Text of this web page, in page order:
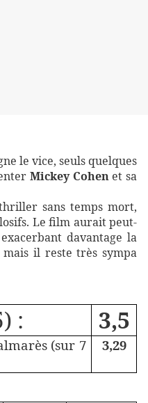
le vice, seuls quelques
Mickey Cohenet sa
sans temps mort,
Le film aurait peut-
davantage la
il reste très sympa
: 3,5
(sur 7
3,29